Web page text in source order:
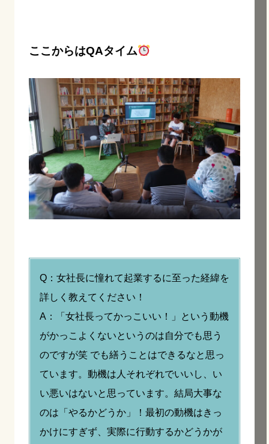
ここからはQAタイム
Q：女社長に憧れて起業するに至った経緯を
詳しく教えてください！
A：「女社長ってかっこいい！」という動機
がかっこよくないというのは自分でも思う
のですが笑 でも繕うことはできるなと思っ
ています。動機は人それぞれでいいし、い
い悪いはないと思っています。結局大事な
のは「やるかどうか」！最初の動機はきっ
かけにすぎず、実際に行動するかどうかが